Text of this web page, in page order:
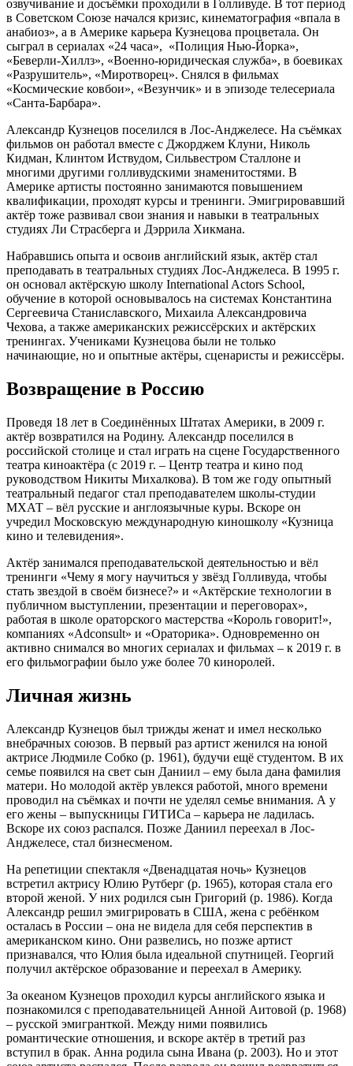
озвучивание и досъёмки проходили в Голливуде. В тот период
в Советском Союзе начался кризис, кинематография «впала в
анабиоз», а в Америке карьера Кузнецова процветала. Он
сыграл в сериалах «24 часа», «Полиция Нью-Йорка»,
«Беверли-Хиллз», «Военно-юридическая служба», в боевиках
«Разрушитель», «Миротворец». Снялся в фильмах
«Космические ковбои», «Везунчик» и в эпизоде телесериала
«Санта-Барбара».
Александр Кузнецов поселился в Лос-Анджелесе. На съёмках
фильмов он работал вместе с Джорджем Клуни, Николь
Кидман, Клинтом Иствудом, Сильвестром Сталлоне и
многими другими голливудскими знаменитостями. В
Америке артисты постоянно занимаются повышением
квалификации, проходят курсы и тренинги. Эмигрировавший
актёр тоже развивал свои знания и навыки в театральных
студиях Ли Страсберга и Дэррила Хикмана.
Набравшись опыта и освоив английский язык, актёр стал
преподавать в театральных студиях Лос-Анджелеса. В 1995 г.
он основал актёрскую школу International Actors School,
обучение в которой основывалось на системах Константина
Сергеевича Станиславского, Михаила Александровича
Чехова, а также американских режиссёрских и актёрских
тренингах. Учениками Кузнецова были не только
начинающие, но и опытные актёры, сценаристы и режиссёры.
Возвращение в Россию
Проведя 18 лет в Соединённых Штатах Америки, в 2009 г.
актёр возвратился на Родину. Александр поселился в
российской столице и стал играть на сцене Государственного
театра киноактёра (с 2019 г. – Центр театра и кино под
руководством Никиты Михалкова). В том же году опытный
театральный педагог стал преподавателем школы-студии
МХАТ – вёл русские и англоязычные куры. Вскоре он
учредил Московскую международную киношколу «Кузница
кино и телевидения».
Актёр занимался преподавательской деятельностью и вёл
тренинги «Чему я могу научиться у звёзд Голливуда, чтобы
стать звездой в своём бизнесе?» и «Актёрские технологии в
публичном выступлении, презентации и переговорах»,
работая в школе ораторского мастерства «Король говорит!»,
компаниях «Adconsult» и «Ораторика». Одновременно он
активно снимался во многих сериалах и фильмах – к 2019 г. в
его фильмографии было уже более 70 киноролей.
Личная жизнь
Александр Кузнецов был трижды женат и имел несколько
внебрачных союзов. В первый раз артист женился на юной
актрисе Людмиле Собко (р. 1961), будучи ещё студентом. В их
семье появился на свет сын Даниил – ему была дана фамилия
матери. Но молодой актёр увлекся работой, много времени
проводил на съёмках и почти не уделял семье внимания. А у
его жены – выпускницы ГИТИСа – карьера не ладилась.
Вскоре их союз распался. Позже Даниил переехал в Лос-
Анджелесе, стал бизнесменом.
На репетиции спектакля «Двенадцатая ночь» Кузнецов
встретил актрису Юлию Рутберг (р. 1965), которая стала его
второй женой. У них родился сын Григорий (р. 1986). Когда
Александр решил эмигрировать в США, жена с ребёнком
осталась в России – она не видела для себя перспектив в
американском кино. Они развелись, но позже артист
признавался, что Юлия была идеальной спутницей. Георгий
получил актёрское образование и переехал в Америку.
За океаном Кузнецов проходил курсы английского языка и
познакомился с преподавательницей Анной Аитовой (р. 1968)
– русской эмигранткой. Между ними появились
романтические отношения, и вскоре актёр в третий раз
вступил в брак. Анна родила сына Ивана (р. 2003). Но и этот